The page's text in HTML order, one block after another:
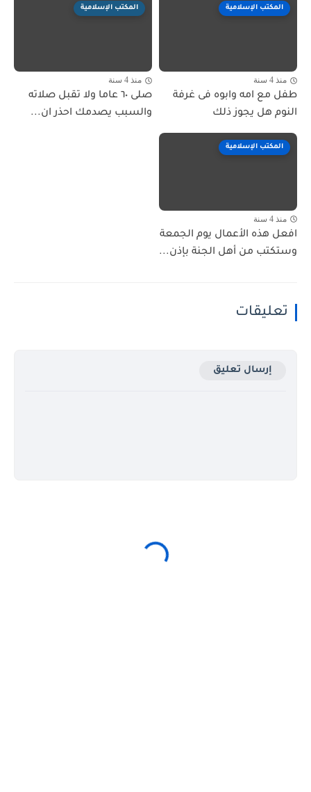
المكتب الإسلامية
منذ 4 سنة
طفل مع امه وابوه فى غرفة
النوم هل يجوز ذلك
المكتب الإسلامية
منذ 4 سنة
صلى ٦٠ عاما ولا تقبل صلاته
والسبب يصدمك احذر ان...
المكتب الإسلامية
منذ 4 سنة
افعل هذه الأعمال يوم الجمعة
وستكتب من أهل الجنة بإذن...
تعليقات
إرسال تعليق